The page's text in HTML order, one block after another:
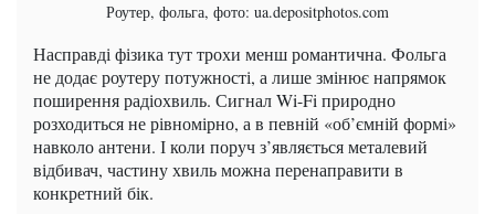
Роутер, фольга, фото: ua.depositphotos.com
Насправді фізика тут трохи менш романтична. Фольга
не додає роутеру потужності, а лише змінює напрямок
поширення радіохвиль. Сигнал Wi-Fi природно
розходиться не рівномірно, а в певній «об’ємній формі»
навколо антени. І коли поруч з’являється металевий
відбивач, частину хвиль можна перенаправити в
конкретний бік.